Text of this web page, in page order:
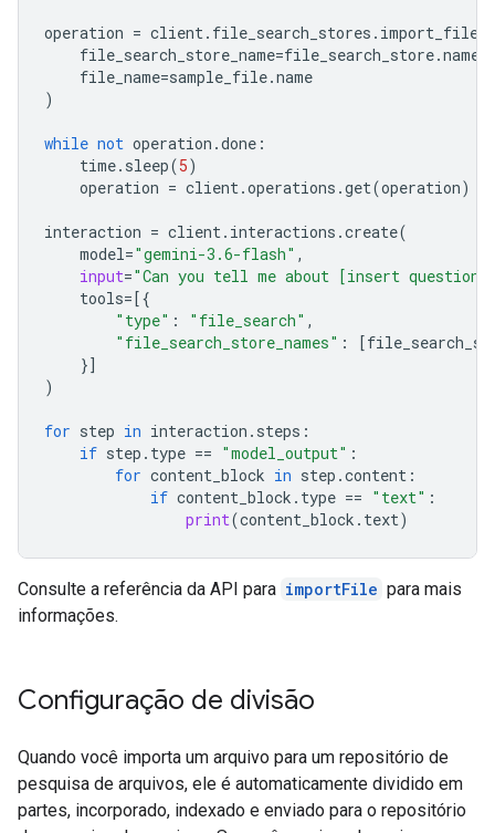
operation = client. file_search_stores . import_file
file_search_store_name=file_search_store.name
file_name=sample_file.name
)
while not operation .done :
time. sleep(5)
operation = client.operations .get(operation)
interaction = client. interactions .create(
model="gemini-3.6-flash" ,
input="Can you tell me about [insert
tools=[{
"type" : "file_search" ,
"file_search_store_names" : [
}]
)
for step in interaction . steps :
if step . type == "model_output" :
for content_block in step .content :
if content_block . type == "text" :
print(content_block . text)
Consulte a referência da API para importFile para mais
informações.
Configuração de divisão
Quando você importa um arquivo para um repositório de
pesquisa de arquivos, ele é automaticamente dividido em
partes, incorporado, indexado e enviado para o repositório